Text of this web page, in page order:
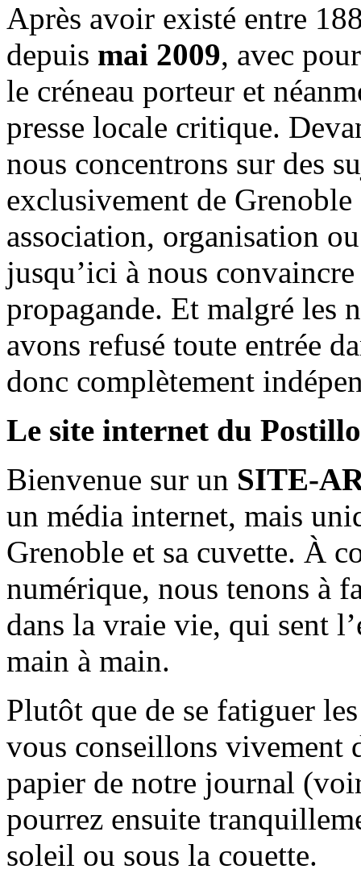
Après avoir existé entre
depuis mai 2009, avec
le créneau porteur et
presse locale critique.
nous concentrons sur des
exclusivement de
association, organisation
jusqu’ici à nous
propagande. Et malgré les
avons refusé toute entrée
donc complètement
Le site internet du
Bienvenue sur un SITE-
un média internet, mais
Grenoble et sa cuvette. À
numérique, nous tenons à
dans la vraie vie, qui sent
main à main.
Plutôt que de se fatiguer
vous conseillons vivement
papier de notre journal
pourrez ensuite
soleil ou sous la couette.